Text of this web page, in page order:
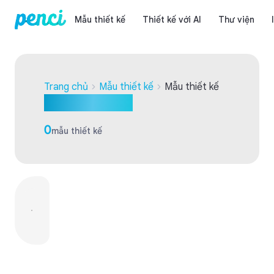
Mẫu thiết kế Thiết kế với AI Thư viện
Trang chủ Mẫu thiết kế Mẫu thiết kế
0mẫu thiết kế